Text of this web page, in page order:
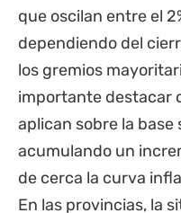
que oscilan entre el
dependiendo del
los gremios
importante destacar
aplican sobre la base
acumulando un
de cerca la curva
En las provincias, la